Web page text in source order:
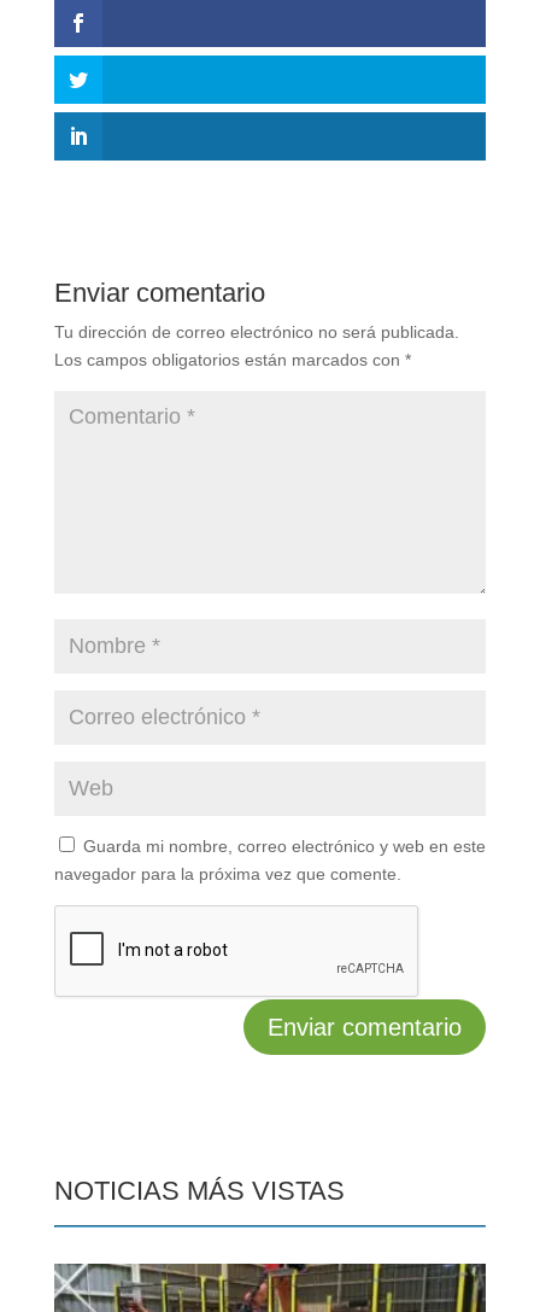
Enviar comentario
Tu dirección de correo electrónico no será publicada.
Los campos obligatorios están marcados con *
Guarda mi nombre, correo electrónico y web en este
navegador para la próxima vez que comente.
NOTICIAS MÁS VISTAS